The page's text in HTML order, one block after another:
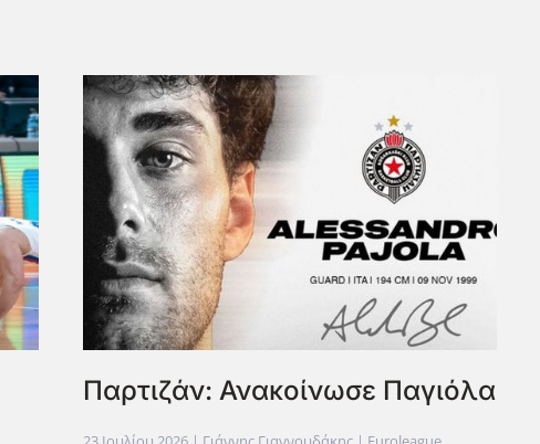
Παρτιζάν: Ανακοίνωσε Παγιόλα